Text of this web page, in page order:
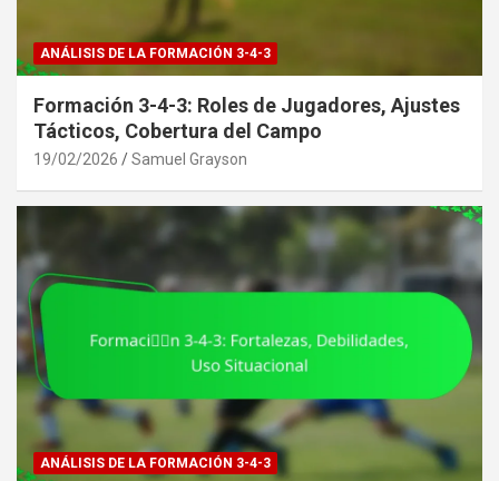
ANÁLISIS DE LA FORMACIÓN 3-4-3
Formación 3-4-3: Roles de Jugadores, Ajustes
Tácticos, Cobertura del Campo
19/02/2026 Samuel Grayson
ANÁLISIS DE LA FORMACIÓN 3-4-3